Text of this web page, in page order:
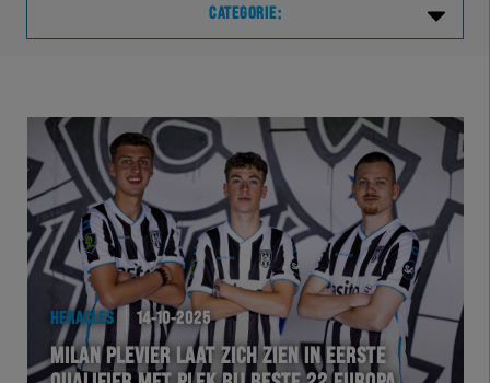
CATEGORIE:
VVVHER
TELHER
HERVOL
HEREXC
EXCHER
HERACLES 14-10-2025
MILAN PLEVIER LAAT ZICH ZIEN IN EERSTE